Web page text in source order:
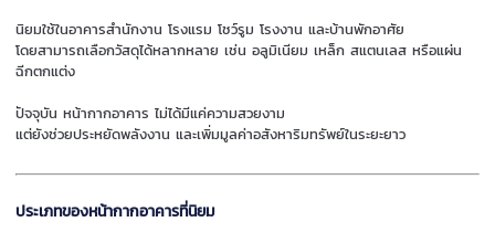
นิยมใช้ในอาคารสำนักงาน โรงแรม โชว์รูม โรงงาน และบ้านพักอาศัย
โดยสามารถเลือกวัสดุได้หลากหลาย เช่น อลูมิเนียม เหล็ก สแตนเลส หรือแผ่น
ฉีกตกแต่ง
ปัจจุบัน หน้ากากอาคาร ไม่ได้มีแค่ความสวยงาม
แต่ยังช่วยประหยัดพลังงาน และเพิ่มมูลค่าอสังหาริมทรัพย์ในระยะยาว
ประเภทของหน้ากากอาคารที่นิยม